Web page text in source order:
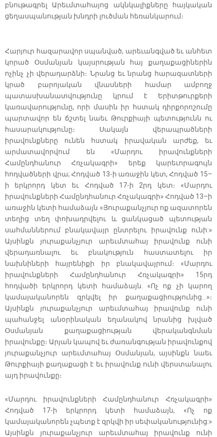
բնութագրել Արեւմտահայոց ակնկալիքները հայկական
ցեղասպանության խնդրի լուծման հեռանկարում։
Հարյուր հազարավոր սպանված, արեւանգված եւ անհետ
կորած Օսմանյան կայսրության հայ քաղաքացիներին
ոչինչ չի վերադարձնի։ Նրանց եւ նրանց հարազատների
կրած բարոյական վնասների համար ամբողջ
պատասխանատվությունը կրում է Երիտթուրքերի
կառավարությունը, որի մասին իր հստակ դիրքորոշումը
պարտավոր են ճշտել նաեւ Թուրքիայի պետությունն ու
հասարակությունը։ Սակայն վերապրածների
իրավունքները ունեն հստակ իրավական արժեք, եւ
արմատավորվում են «Մարդու իրավունքների
Համընդհանուր Հռչակագրի» երեք կարեւորագույն
հոդվածների վրա; Հոդված 13-ի առաջին կետ, Հոդված 15–
ի երկրորդ կետ եւ Հոդված 17-ի 2րդ կետ։ «Մարդու
իրավունքների Համընդհանուր Հռչակագրի» Հոդված 13–ի
առաջին կետի համաձայն «Յուրաքանչյուր ոք ազատորեն
տեղից տեղ փոխադրվելու և ցանկացած պետության
սահմաններում բնակավայր ընտրելու իրավունք ունի:»
Այսինքն յուրաքանչյուր արեւմտահայ իրավունք ունի
վերադառնալու եւ բնակություն հաստատելու իր
նախնիների հայրենիքի իր բնակավայրում։ «Մարդու
իրավունքների Համընդհանուր Հռչակագրի» 15րդ
հոդվածի երկրորդ կետի համաձայն. «Ոչ ոք չի կարող
կամայականորեն զրկվել իր քաղաքացիությունից...»։
Այսինքն յուրաքանչյուր արեւմտահայ իրավունք ունի
պահանջել անօրինական եղանակով նրանից խլված
Օսմանյան քաղաքացիության վերականգնման
իրավունքը։ Արյան կապով եւ ժառանգության իրավունքով
յուրաքանչյուր արեւմտահայ Օսմանյան, այսինքն նաեւ
Թուրքիայի քաղաքացի է եւ իրավունք ունի վերստանալու
այդ իրավունքը։
«Մարդու իրավունքների Համընդհանուր Հռչակագրի»
Հոդված 17-ի երկրորդ կետի համաձայն, «Ոչ ոք
կամայականորեն չպետք է զրկվի իր սեփականությունից:»
Այսինքն յուրաքանչյուր արեւմտահայ իրավունք ունի